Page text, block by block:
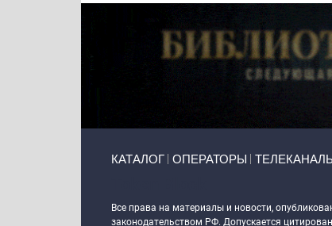
КАТАЛОГ ОПЕРАТОРЫ
Все права на материалы и новости,
законодательством РФ. Допускается